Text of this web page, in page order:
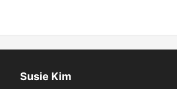
Susie Kim